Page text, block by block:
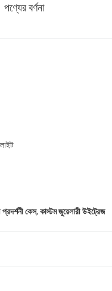
পণ্যের বর্ণনা
প্রদর্শনী কেস, কাস্টম জুয়েলারী উইট্রেজ